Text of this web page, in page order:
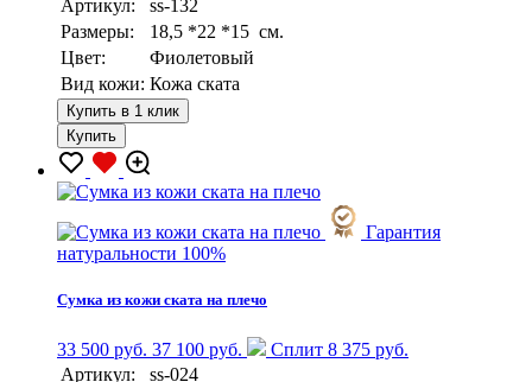
Артикул:
ss-132
Размеры:
18,5 *22 *15 см.
Цвет:
Фиолетовый
Вид кожи: Кожа ската
Купить в 1 клик
Купить
Гарантия
натуральности 100%
Сумка из кожи ската на плечо
33 500 руб. 37 100 руб.
Сплит 8 375 руб.
Артикул:
ss-024